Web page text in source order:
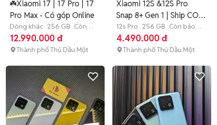
☘️Xiaomi 17 | 17 Pro | 17
Pro Max - Có góp Online
Dòng khác 256 GB Còn
bảo hành
12.990.000 đ
Thành phố Thủ Dầu Một
Xiaomi 12S &12S Pro
Snap 8+ Gen 1 | Ship COD
- Góp
12s Pro 256 GB Còn bảo
hành
4.490.000 đ
Thành phố Thủ Dầu Một